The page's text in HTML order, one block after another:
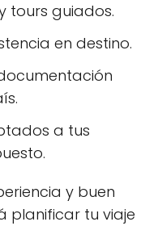
tours guiados.
en destino.
a tus
y buen
planificar tu viaje